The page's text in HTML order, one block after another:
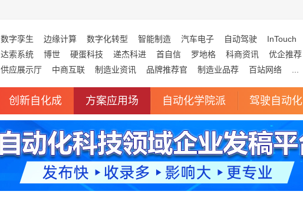
数字孪生 边缘计算 数字化转型 智能制造 汽车电子 自动驾驶 InTouch
达索系统 博世 硬蛋科技 递杰科进 首自信 罗地格 科商资讯 优企推荐
供应展示厅 中商互联 制造业资讯 品牌推荐官 制造业品荐 百站网络
创新自化成 方案应用场 自动化学院派 驾驶自动化